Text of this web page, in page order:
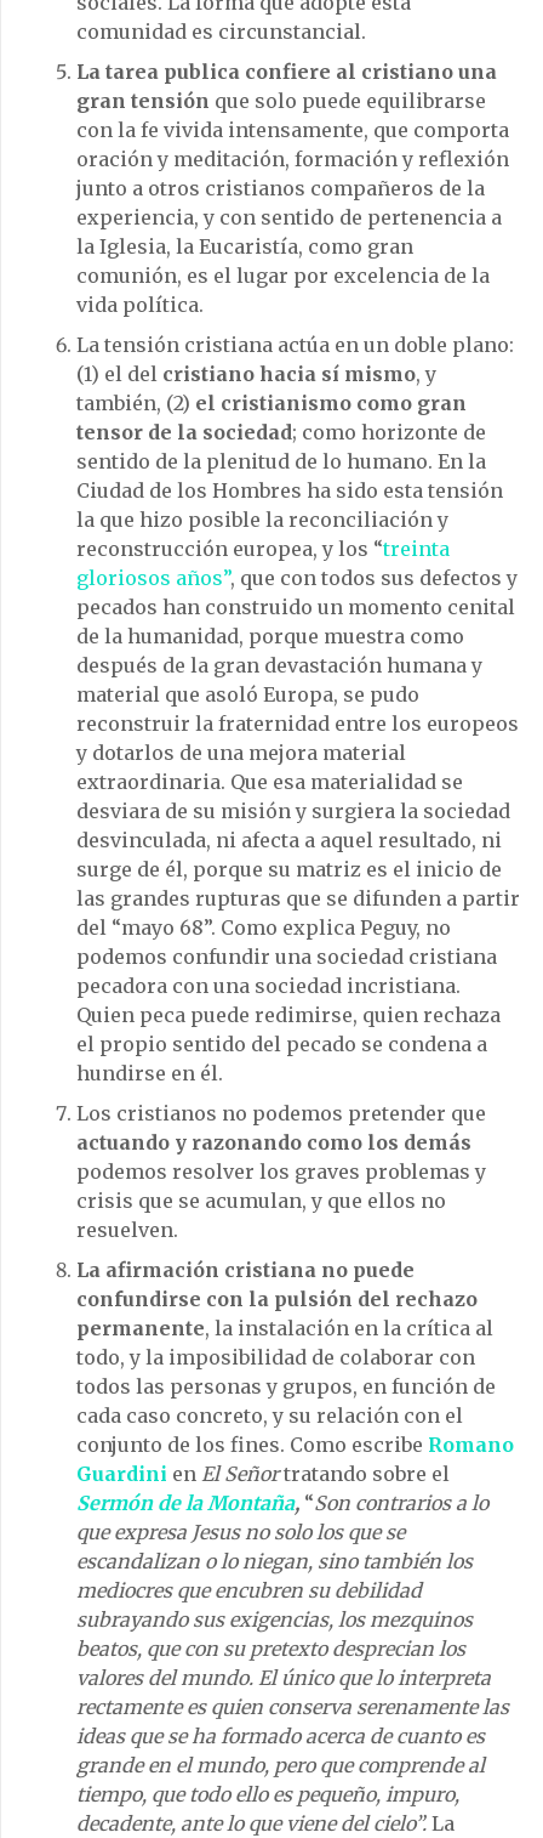
comunidad es circunstancial.
La tarea publica confiere al cristiano una
gran tensión que solo puede equilibrarse
con la fe vivida intensamente, que comporta
oración y meditación, formación y reflexión
junto a otros cristianos compañeros de la
experiencia, y con sentido de pertenencia a
la Iglesia, la Eucaristía, como gran
comunión, es el lugar por excelencia de la
vida política.
La tensión cristiana actúa en un doble plano:
(1) el del cristiano hacia sí mismo, y
también, (2) el cristianismo como gran
tensor de la sociedad; como horizonte de
sentido de la plenitud de lo humano. En la
Ciudad de los Hombres ha sido esta tensión
la que hizo posible la reconciliación y
reconstrucción europea, y los “treinta
gloriosos años”, que con todos sus defectos y
pecados han construido un momento cenital
de la humanidad, porque muestra como
después de la gran devastación humana y
material que asoló Europa, se pudo
reconstruir la fraternidad entre los europeos
y dotarlos de una mejora material
extraordinaria. Que esa materialidad se
desviara de su misión y surgiera la sociedad
desvinculada, ni afecta a aquel resultado, ni
surge de él, porque su matriz es el inicio de
las grandes rupturas que se difunden a partir
del “mayo 68”. Como explica Peguy, no
podemos confundir una sociedad cristiana
pecadora con una sociedad incristiana.
Quien peca puede redimirse, quien rechaza
el propio sentido del pecado se condena a
hundirse en él.
Los cristianos no podemos pretender que
actuando y razonando como los demás
podemos resolver los graves problemas y
crisis que se acumulan, y que ellos no
resuelven.
La afirmación cristiana no puede
confundirse con la pulsión del rechazo
permanente, la instalación en la crítica al
todo, y la imposibilidad de colaborar con
todos las personas y grupos, en función de
cada caso concreto, y su relación con el
conjunto de los fines. Como escribe Romano
Guardini en El Señortratando sobre el
Sermón de la Montaña, “Son contrarios a lo
que expresa Jesus no solo los que se
escandalizan o lo niegan, sino también los
mediocres que encubren su debilidad
subrayando sus exigencias, los mezquinos
beatos, que con su pretexto desprecian los
valores del mundo. El único que lo interpreta
rectamente es quien conserva serenamente las
ideas que se ha formado acerca de cuanto es
grande en el mundo, pero que comprende al
tiempo, que todo ello es pequeño, impuro,
decadente, ante lo que viene del cielo”. La